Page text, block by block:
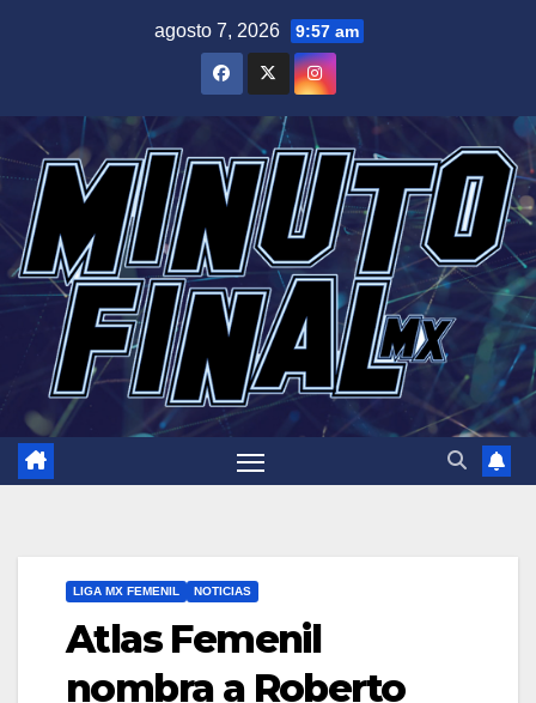
agosto 7, 2026 9:57 am
LIGA MX FEMENIL NOTICIAS
Atlas Femenil
nombra a Roberto